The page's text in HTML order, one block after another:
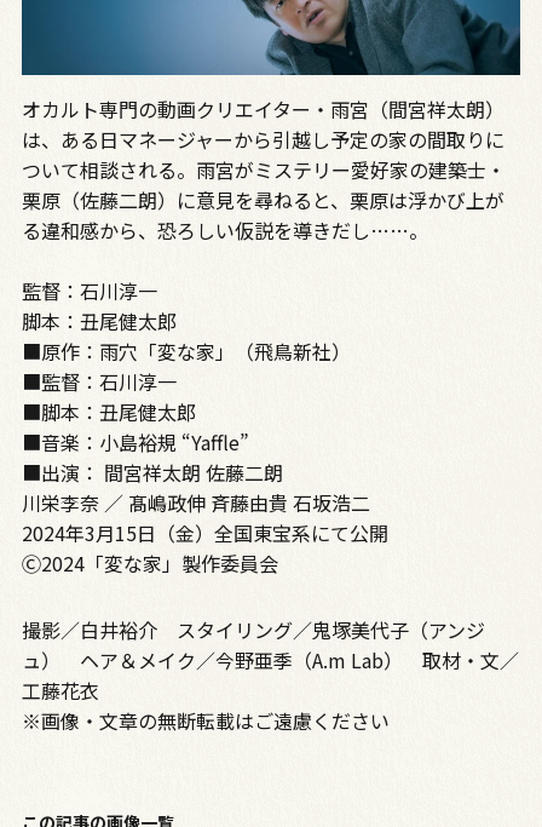
オカルト専門の動画クリエイター・雨宮（間宮祥太朗）
は、ある日マネージャーから引越し予定の家の間取りに
ついて相談される。雨宮がミステリー愛好家の建築士・
栗原（佐藤二朗）に意見を尋ねると、栗原は浮かび上が
る違和感から、恐ろしい仮説を導きだし……。
監督：石川淳一
脚本：丑尾健太郎
■原作：雨穴「変な家」（飛鳥新社）
■監督：石川淳一
■脚本：丑尾健太郎
■音楽：小島裕規 “Yaffle”
■出演： 間宮祥太朗 佐藤二朗
川栄李奈 ／ 髙嶋政伸 斉藤由貴 石坂浩二
2024年3月15日（金）全国東宝系にて公開
Ⓒ2024「変な家」製作委員会
撮影／白井裕介 スタイリング／鬼塚美代子（アンジ
ュ） ヘア＆メイク／今野亜季（A.m Lab） 取材・文／
工藤花衣
※画像・文章の無断転載はご遠慮ください
この記事の画像一覧